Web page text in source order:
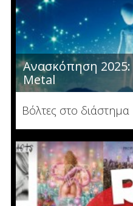
Ανασκόπηση
Metal
Βόλτες στο διάστημα